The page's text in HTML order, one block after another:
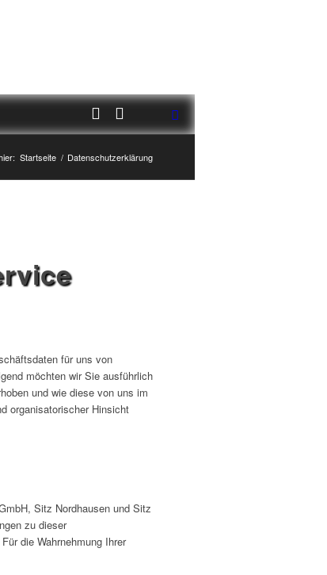
Startseite / Datenschutzerklärung
für uns von
möchten wir Sie ausführlich
und wie diese von uns im
organisatorischer Hinsicht
Sitz Nordhausen und Sitz
zu dieser
Für die Wahrnehmung Ihrer